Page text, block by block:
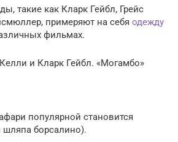
такие как Кларк Гейбл, Грейс
примеряют на себя одежду
фильмах.
и Кларк Гейбл. «Могамбо»
популярной становится
борсалино).